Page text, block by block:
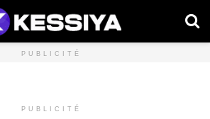
PUBLICITÉ
PUBLICITÉ